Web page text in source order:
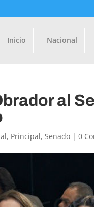
Inicio Nacional
al
, Principal,Senado |0